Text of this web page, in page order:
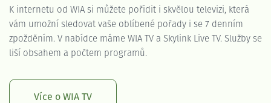
K internetu od WIA si můžete pořídit i skvělou televizi, která
vám umožní sledovat vaše oblíbené pořady i se 7 denním
zpožděním. V nabídce máme WIA TV a Skylink Live TV. Služby se
liší obsahem a počtem programů.
Více o WIA TV